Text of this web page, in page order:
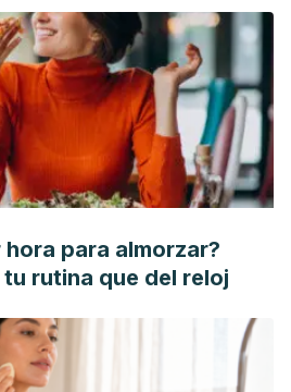
hora para almorzar?
rutina que del reloj